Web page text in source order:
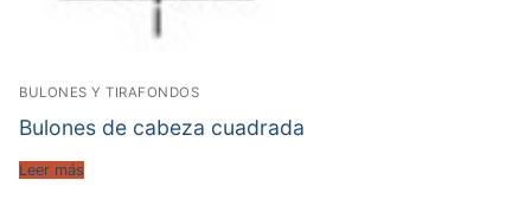
BULONES Y TIRAFONDOS
Bulones de cabeza cuadrada
Leer más